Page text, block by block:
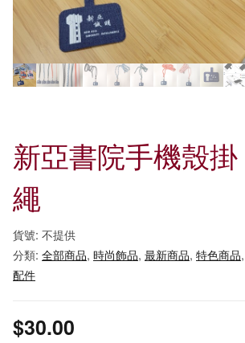
新亞書院手機殼掛
繩
貨號: 不提供
分類: 全部商品, 時尚飾品, 最新商品, 特色商品,
配件
$30.00